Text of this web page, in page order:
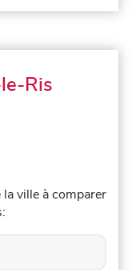
Ris
ville à comparer